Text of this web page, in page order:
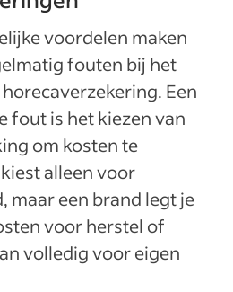
voordelen maken
fouten bij het
Een
fout is het kiezen van
om kosten te
alleen voor
maar een brand legt je
voor herstel of
volledig voor eigen